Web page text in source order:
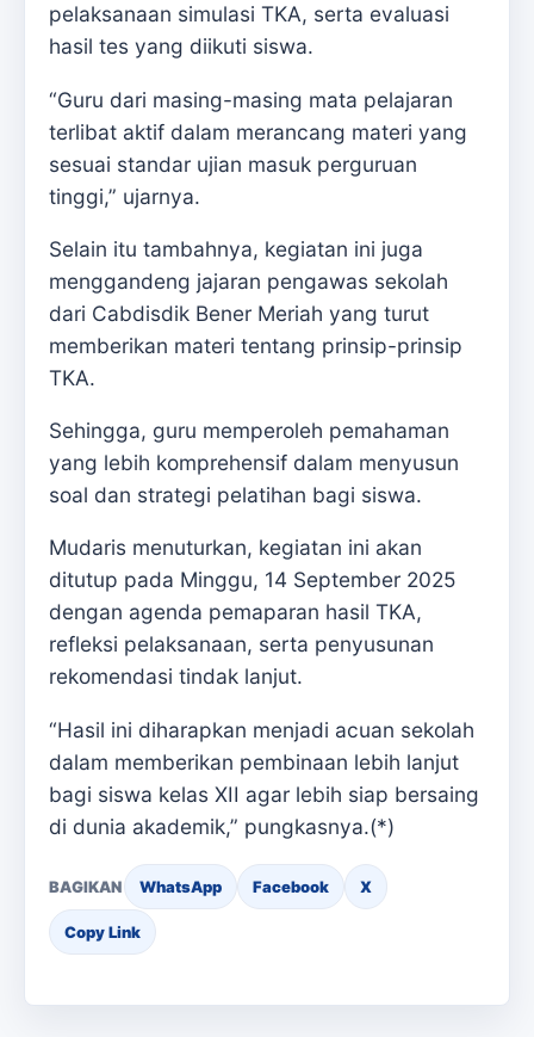
pelaksanaan simulasi TKA, serta evaluasi
hasil tes yang diikuti siswa.
“Guru dari masing-masing mata pelajaran
terlibat aktif dalam merancang materi yang
sesuai standar ujian masuk perguruan
tinggi,” ujarnya.
Selain itu tambahnya, kegiatan ini juga
menggandeng jajaran pengawas sekolah
dari Cabdisdik Bener Meriah yang turut
memberikan materi tentang prinsip-prinsip
TKA.
Sehingga, guru memperoleh pemahaman
yang lebih komprehensif dalam menyusun
soal dan strategi pelatihan bagi siswa.
Mudaris menuturkan, kegiatan ini akan
ditutup pada Minggu, 14 September 2025
dengan agenda pemaparan hasil TKA,
refleksi pelaksanaan, serta penyusunan
rekomendasi tindak lanjut.
“Hasil ini diharapkan menjadi acuan sekolah
dalam memberikan pembinaan lebih lanjut
bagi siswa kelas XII agar lebih siap bersaing
di dunia akademik,” pungkasnya.(*)
BAGIKAN WhatsApp Facebook X
Copy Link